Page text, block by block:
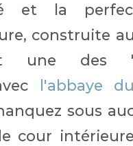
et la
construite
une des
l'abbaye
sous
cour